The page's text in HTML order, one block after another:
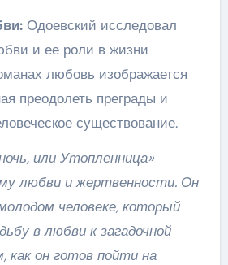
Одоевский исследовал
и ее роли в жизни
любовь изображается
преодолеть преграды и
существование.
или Утопленница»
любви и жертвенности. Он
человеке, который
в любви к загадочной
как он готов пойти на